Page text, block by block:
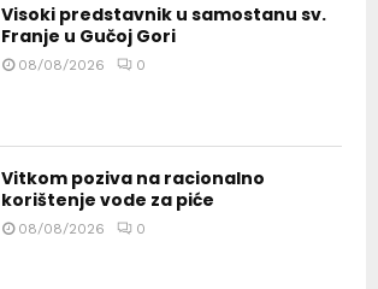
Visoki predstavnik u samostanu sv.
Franje u Gučoj Gori
08/08/2026 0
Vitkom poziva na racionalno
korištenje vode za piće
08/08/2026 0